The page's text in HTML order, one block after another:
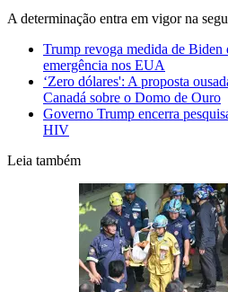
A determinação entra em vigor na
Trump revoga medida de Biden
emergência nos EUA
‘Zero dólares': A proposta
Canadá sobre o Domo de Ouro
Governo Trump encerra
HIV
Leia também